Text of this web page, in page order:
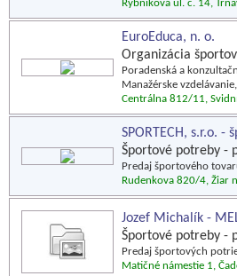
Rybníková ul. č. 14,
EuroEduca, n. o.
Organizácia
Poradenská a
Manažérske
Centrálna 812/11,
SPORTECH, s.r.o. -
Športové potreby -
Predaj športového
Rudenkova 820/4, Žiar
Jozef Michalík -
Športové potreby -
Predaj športových
Matičné námestie 1,